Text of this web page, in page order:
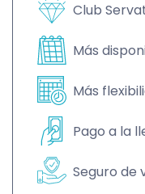
Club
Más
Más
Pago a la
Seguro de